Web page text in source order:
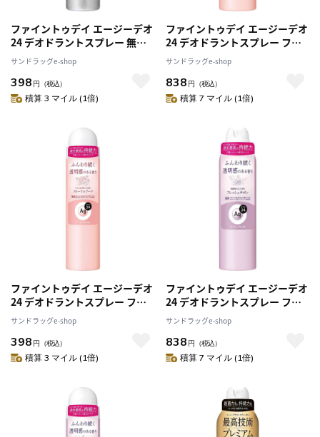
ファイントゥデイ エージーデオ
24 デオドラントスプレー 無香
性 S
サンドラッグe-shop
398 円 （税込）
積算 3 マイル (1倍)
ファイントゥデイ エージーデオ
24 デオドラントスプレー フロ
ーラルブーケ L
サンドラッグe-shop
838 円 （税込）
積算 7 マイル (1倍)
ファイントゥデイ エージーデオ
24 デオドラントスプレー フロ
ーラルブーケ S
サンドラッグe-shop
398 円 （税込）
積算 3 マイル (1倍)
ファイントゥデイ エージーデオ
24 デオドラントスプレー フレ
ッシュサボン L
サンドラッグe-shop
838 円 （税込）
積算 7 マイル (1倍)